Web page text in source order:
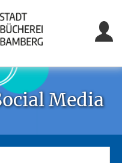
Media